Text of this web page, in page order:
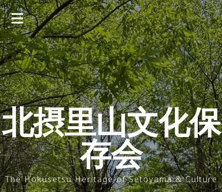
コ
ン
テ
ン
ツ
へ
ス
キ
ッ
プ
北摂里山文化保
存会
The Hokusetsu Heritage of Setoyama & Culture